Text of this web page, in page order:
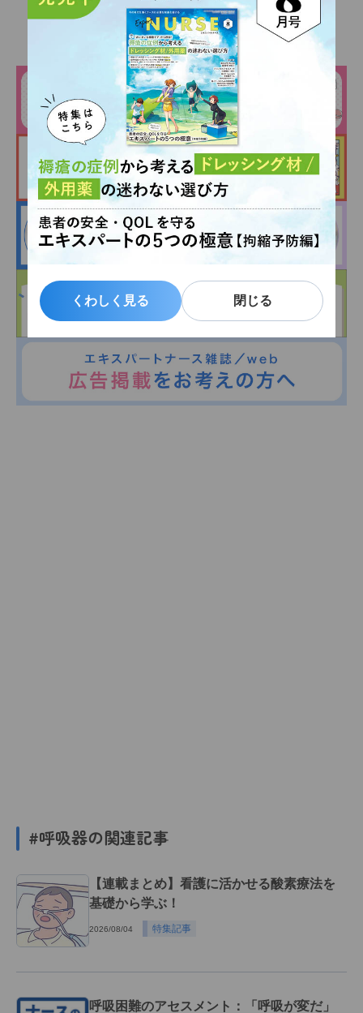
くわしく見る 閉じる
くわしく見る 閉じる
#呼吸器の関連記事
【連載まとめ】看護に活かせる酸素療法を
基礎から学ぶ！
2026/08/04 特集記事
呼吸困難のアセスメント：「呼吸が変だ」